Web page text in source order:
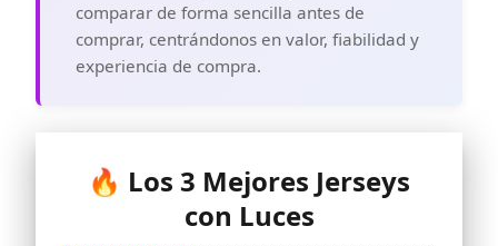
comparar de forma sencilla antes de
comprar, centrándonos en valor, fiabilidad y
experiencia de compra.
🔥 Los 3 Mejores Jerseys
con Luces